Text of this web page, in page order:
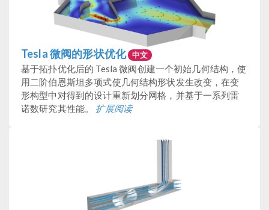
Tesla 微阀的形状优化 中文
基于拓扑优化后的 Tesla 微阀创建一个初始几何结构，使
用二阶伯恩斯坦多项式使几何结构形状发生改变，在变
形构型中对得到的设计重新划分网格，并基于一系列雷
诺数研究其性能。 扩展阅读